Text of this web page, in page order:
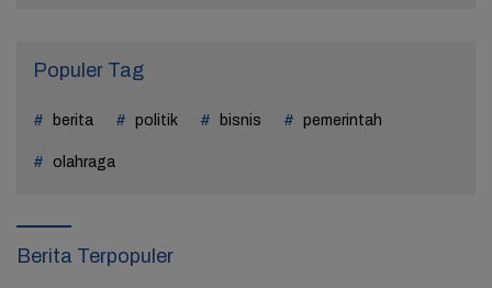
Populer Tag
berita politik bisnis pemerintah
olahraga
Berita Terpopuler